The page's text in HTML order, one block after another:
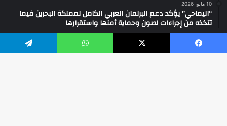
10 مايو، 2026
“اليماحي” يؤكد دعم البرلمان العربي الكامل لمملكة البحرين فيما
تتخذه من إجراءات لصون وحماية أمنها واستقرارها
فيسبوك ‫X واتساب تيلقرام